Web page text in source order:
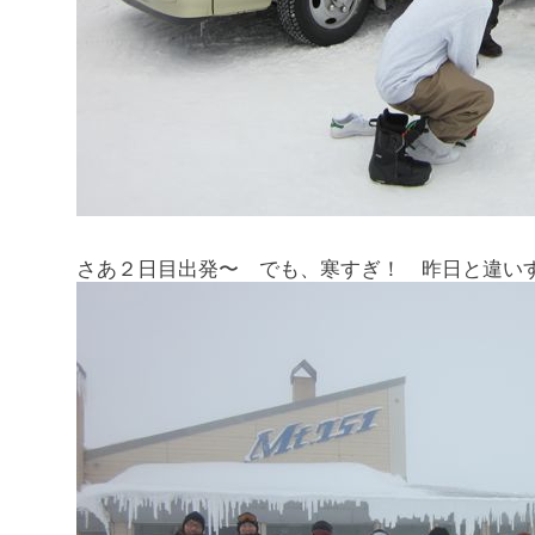
さあ２日目出発〜 でも、寒すぎ！ 昨日と違い